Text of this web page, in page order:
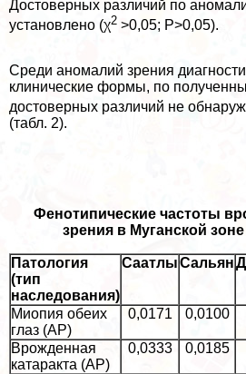
Достоверных различий по
установлено (χ2 >0,05; P>0,05).
Среди аномалий зрения
клинические формы, по
достоверных различий не
(табл. 2).
Фенотипические частоты
зрения в Муганской
Патология
(тип
наследования)
СаатлыСальян
Миопия обеих
глаз (АР)
0,0171 0,0100
Врожденная
катаpaкта (АР)
0,0333 0,0185